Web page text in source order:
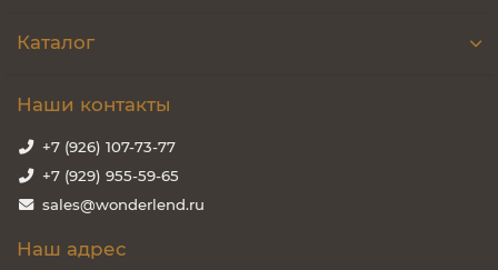
Каталог
Наши контакты
+7 (926) 107-73-77
+7 (929) 955-59-65
sales@wonderlend.ru
Наш адрес